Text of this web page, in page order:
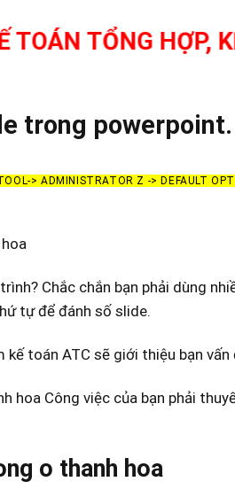
HỢP, KẾ
trong powerpoint.
> ADMINISTRATOR Z -> DEFAULT
Chắc chắn bạn phải dùng
tự để đánh số slide.
toán ATC sẽ giới thiệu bạn vấn
o thanh hoa